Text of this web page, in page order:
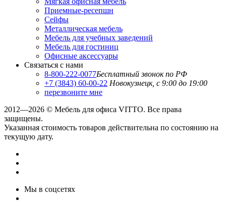
Приемные-ресепшн
Сейфы
Металлическая мебель
Мебель для учебных заведений
Мебель для гостиниц
Офисные аксессуары
Связаться с нами
8-800-222-0077Бесплатный звонок по РФ
+7 (3843) 60-00-22 Новокузнецк, с 9:00 до 19:00
перезвоните мне
2012—2026 © Мебель для офиса VITTO. Все права
защищены.
Указанная стоимость товаров действительна по состоянию на
текущую дату.
Мы в соцсетях